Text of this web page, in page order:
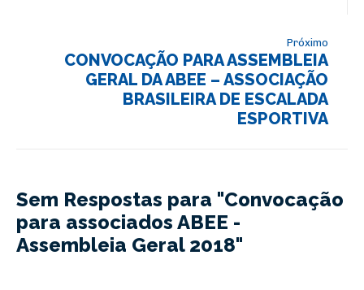
Próximo
CONVOCAÇÃO PARA ASSEMBLEIA
GERAL DA ABEE – ASSOCIAÇÃO
BRASILEIRA DE ESCALADA
ESPORTIVA
Sem Respostas para "Convocação
para associados ABEE -
Assembleia Geral 2018"